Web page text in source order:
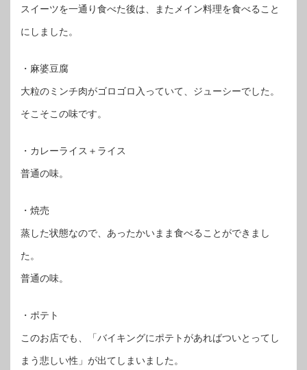
スイーツを一通り食べた後は、またメイン料理を食べること
にしました。
・麻婆豆腐
大粒のミンチ肉がゴロゴロ入っていて、ジューシーでした。
そこそこの味です。
・カレーライス＋ライス
普通の味。
・焼売
蒸した状態なので、あったかいまま食べることができまし
た。
普通の味。
・ポテト
このお店でも、「バイキングにポテトがあればついとってし
まう悲しい性」が出てしまいました。